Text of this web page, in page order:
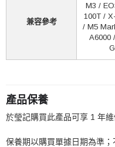
兼容參考
M3 /
100T /
/ M5
A6000
產品保養
於瑩記購買此產品可享 1 年維
保養期以購買單據日期為準